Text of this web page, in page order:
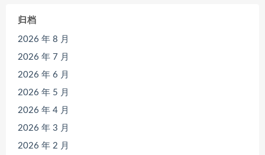
归档
2026 年 8 月
2026 年 7 月
2026 年 6 月
2026 年 5 月
2026 年 4 月
2026 年 3 月
2026 年 2 月